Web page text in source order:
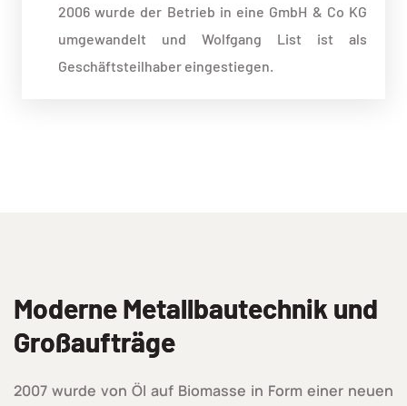
2006 wurde der Betrieb in eine GmbH & Co KG
umgewandelt und Wolfgang List ist als
Geschäftsteilhaber eingestiegen.
Moderne Metallbautechnik und
Großaufträge
2007 wurde von Öl auf Biomasse in Form einer neuen